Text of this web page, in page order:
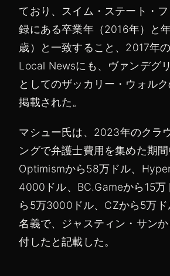
ており、スイム・ステート・
録にある卒業年（2016年）と
歳）と一致すること、2017年
Local Newsにも、ヴァンデグ
としてのザッカリー・ウォル
掲載された。
マシュー氏は、2023年のクラ
ングで弁護士費用を集めた期間
Optimismから58万ドル、
4000ドル、BC.Gameから15
ら5万3000ドル、CZから5万ド
名義で、ジャスティン・サン
付したと記載した。